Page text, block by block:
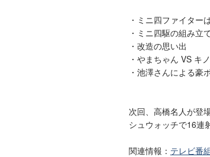
・ミニ四ファイター
・ミニ四駆の組み立
・改造の思い出
・やまちゃん VS キ
・池澤さんによる豪
次回、高橋名人が登場
シュウォッチで16連
関連情報： テレビ番